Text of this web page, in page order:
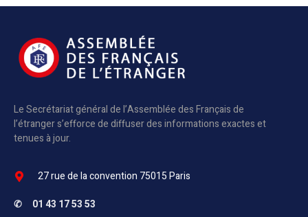
Le Secrétariat général de l’Assemblée des Français de
l’étranger s’efforce de diffuser des informations exactes et
tenues à jour.
27 rue de la convention 75015 Paris
✆ 01 43 17 53 53